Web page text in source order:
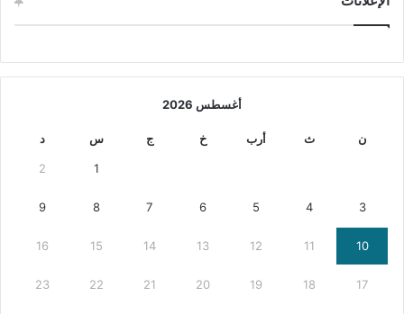
أغسطس 2026
ن ث أرب خ ج س د
1
2
3
4
5
6
7
8
9
10
11
12
13
14
15
16
17
18
19
20
21
22
23